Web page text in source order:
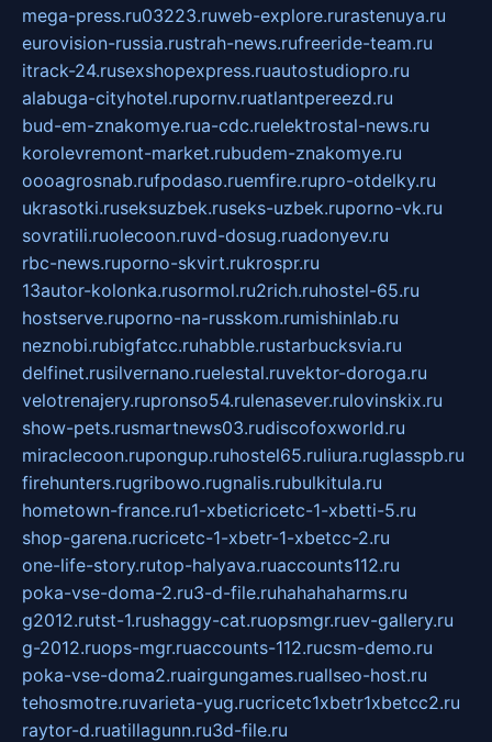
mega-press.ru03223.ruweb-explore.rurastenuya.ru
eurovision-russia.rustrah-news.rufreeride-team.ru
itrack-24.rusexshopexpress.ruautostudiopro.ru
alabuga-cityhotel.rupornv.ruatlantpereezd.ru
bud-em-znakomye.rua-cdc.ruelektrostal-news.ru
korolevremont-market.rubudem-znakomye.ru
oooagrosnab.rufpodaso.ruemfire.rupro-otdelky.ru
ukrasotki.ruseksuzbek.ruseks-uzbek.ruporno-vk.ru
sovratili.ruolecoon.ruvd-dosug.ruadonyev.ru
rbc-news.ruporno-skvirt.rukrospr.ru
13autor-kolonka.rusormol.ru2rich.ruhostel-65.ru
hostserve.ruporno-na-russkom.rumishinlab.ru
neznobi.rubigfatcc.ruhabble.rustarbucksvia.ru
delfinet.rusilvernano.ruelestal.ruvektor-doroga.ru
velotrenajery.rupronso54.rulenasever.rulovinskix.ru
show-pets.rusmartnews03.rudiscofoxworld.ru
miraclecoon.rupongup.ruhostel65.ruliura.ruglasspb.ru
firehunters.rugribowo.rugnalis.rubulkitula.ru
hometown-france.ru1-xbeticricetc-1-xbetti-5.ru
shop-garena.rucricetc-1-xbetr-1-xbetcc-2.ru
one-life-story.rutop-halyava.ruaccounts112.ru
poka-vse-doma-2.ru3-d-file.ruhahahaharms.ru
g2012.rutst-1.rushaggy-cat.ruopsmgr.ruev-gallery.ru
g-2012.ruops-mgr.ruaccounts-112.rucsm-demo.ru
poka-vse-doma2.ruairgungames.ruallseo-host.ru
tehosmotre.ruvarieta-yug.rucricetc1xbetr1xbetcc2.ru
raytor-d.ruatillagunn.ru3d-file.ru